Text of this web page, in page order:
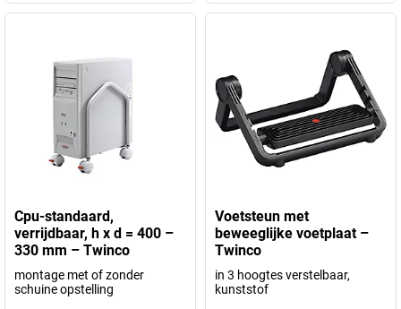
Cpu-standaard,
verrijdbaar, h x d = 400 –
330 mm – Twinco
montage met of zonder
schuine opstelling
Voetsteun met
beweeglijke voetplaat –
Twinco
in 3 hoogtes verstelbaar,
kunststof